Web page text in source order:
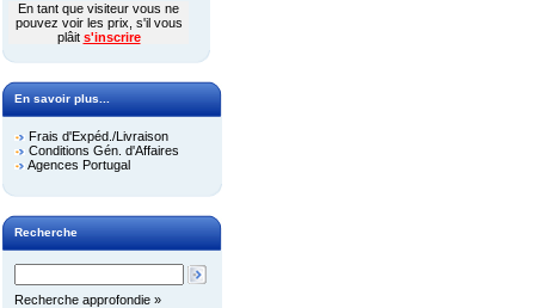
En tant que visiteur vous ne
pouvez voir les prix, s'il vous
plâit s'inscrire
En savoir plus...
Frais d'Expéd./Livraison
Conditions Gén. d'Affaires
Agences Portugal
Recherche
Recherche approfondie »